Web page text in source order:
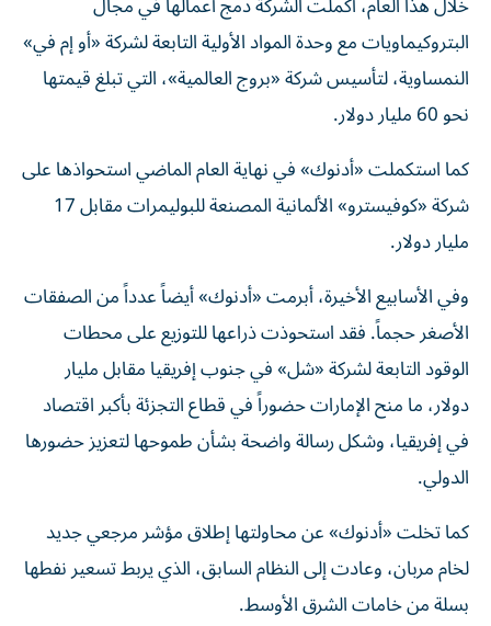
البتروكيماويات مع وحدة المواد الأولية التابعة لشركة «أو إم في»
النمساوية، لتأسيس شركة «بروج العالمية»، التي تبلغ قيمتها
نحو 60 مليار دولار.
كما استكملت «أدنوك» في نهاية العام الماضي استحواذها على
شركة «كوفيسترو» الألمانية المصنعة للبوليمرات مقابل 17
مليار دولار.
وفي الأسابيع الأخيرة، أبرمت «أدنوك» أيضاً عدداً من الصفقات
الأصغر حجماً. فقد استحوذت ذراعها للتوزيع على محطات
الوقود التابعة لشركة «شل» في جنوب إفريقيا مقابل مليار
دولار، ما منح الإمارات حضوراً في قطاع التجزئة بأكبر اقتصاد
في إفريقيا، وشكل رسالة واضحة بشأن طموحها لتعزيز حضورها
الدولي.
كما تخلت «أدنوك» عن محاولتها إطلاق مؤشر مرجعي جديد
لخام مربان، وعادت إلى النظام السابق، الذي يربط تسعير نفطها
بسلة من خامات الشرق الأوسط.